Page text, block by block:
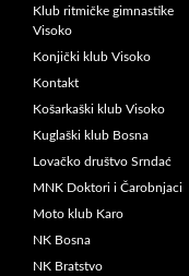
Klub ritmičke gimnastike
Visoko
Konjički klub Visoko
Kontakt
Košarkaški klub Visoko
Kuglaški klub Bosna
Lovačko društvo Srndać
MNK Doktori i Čarobnjaci
Moto klub Karo
NK Bosna
NK Bratstvo